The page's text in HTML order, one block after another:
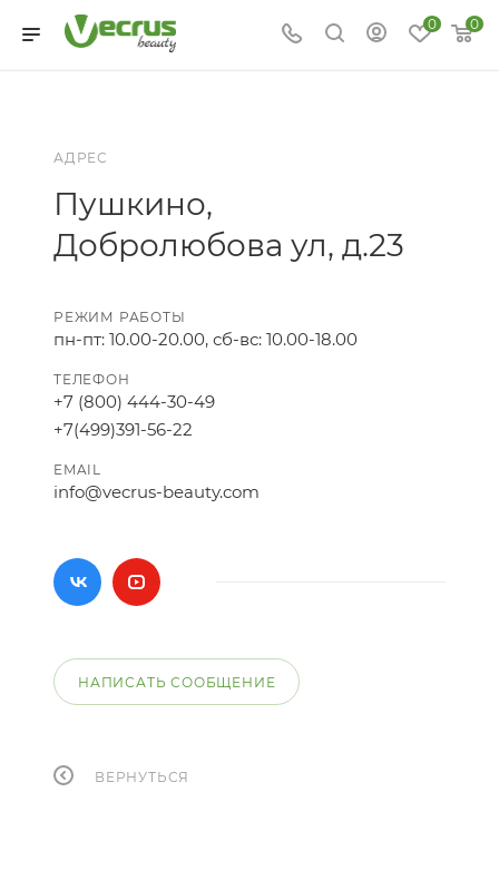
0 0
АДРЕС
Пушкино,
Добролюбова ул, д.23
РЕЖИМ РАБОТЫ
пн-пт: 10.00-20.00, сб-вс: 10.00-18.00
ТЕЛЕФОН
+7 (800) 444-30-49
+7(499)391-56-22
EMAIL
info@vecrus-beauty.com
НАПИСАТЬ СООБЩЕНИЕ
ВЕРНУТЬСЯ